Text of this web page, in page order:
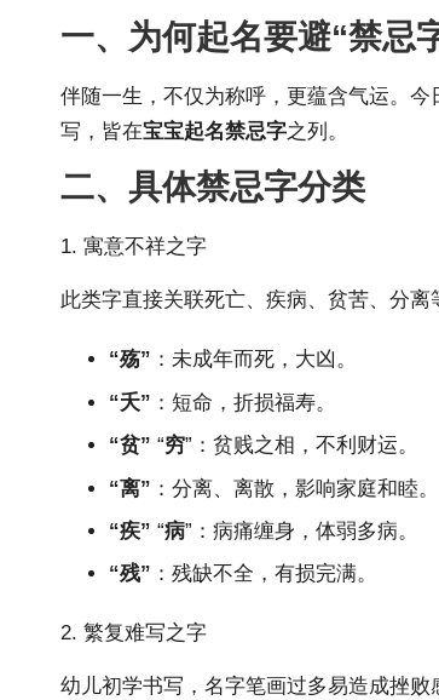
一、为何起名要避“禁忌
伴随一生，不仅为称呼，更蕴含气运。
写，皆在宝宝起名禁忌字之列。
二、具体禁忌字分类
1. 寓意不祥之字
此类字直接关联死亡、疾病、贫苦、分离
“殇” ：未成年而死，大凶。
“夭” ：短命，折损福寿。
“贫” “穷”：贫贱之相，不利财运。
“离” ：分离、离散，影响家庭和睦。
“疾” “病”：病痛缠身，体弱多病。
“残” ：残缺不全，有损完满。
2. 繁复难写之字
幼儿初学书写，名字笔画过多易造成挫